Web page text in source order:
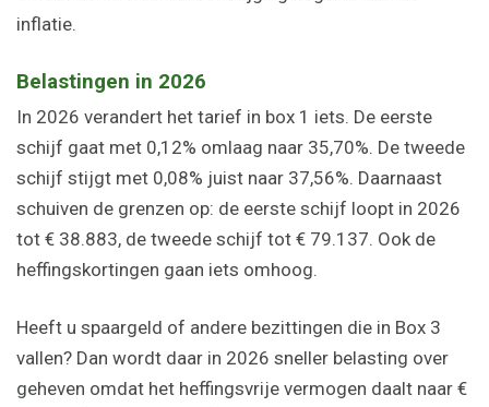
inflatie.
Belastingen in 2026
In 2026 verandert het tarief in box 1 iets. De eerste
schijf gaat met 0,12% omlaag naar 35,70%. De tweede
schijf stijgt met 0,08% juist naar 37,56%. Daarnaast
schuiven de grenzen op: de eerste schijf loopt in 2026
tot € 38.883, de tweede schijf tot € 79.137. Ook de
heffingskortingen gaan iets omhoog.
Heeft u spaargeld of andere bezittingen die in Box 3
vallen? Dan wordt daar in 2026 sneller belasting over
geheven omdat het heffingsvrije vermogen daalt naar €